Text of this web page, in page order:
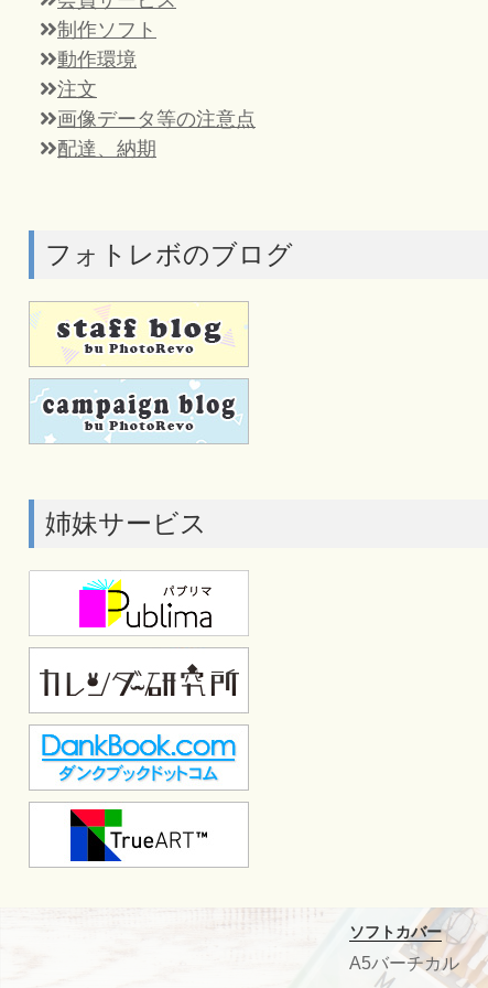
制作ソフト
動作環境
注文
画像データ等の注意点
配達、納期
フォトレボのブログ
姉妹サービス
ソフトカバー
A5バーチカル